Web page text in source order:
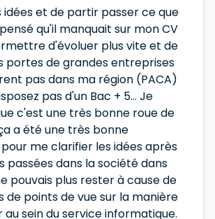
idées et de partir passer ce que
qu'il manquait sur mon CV
d'évoluer plus vite et de
portes de grandes entreprises
pas dans ma région (PACA)
pas d'un Bac + 5... Je
c'est une très bonne roue de
a été une très bonne
me clarifier les idées après
passées dans la société dans
pouvais plus rester à cause de
de points de vue sur la manière
sein du service informatique.